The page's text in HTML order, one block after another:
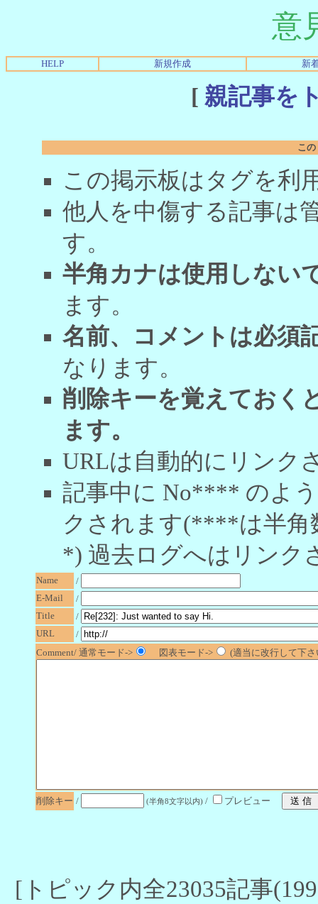
意
HELP 新規作成 新
[ 親記事を
こ
この掲示板はタグを利
他人を中傷する記事は
す。
半角カナは使用しない
ます。
名前、コメントは必須
なります。
削除キーを覚えておく
ます。
URLは自動的にリンク
記事中に No**** のよ
クされます(****は半角
*) 過去ログへはリンク
Name
/
E-Mail
/
Title
/
URL
/
Comment/ 通常モード->
図表モード-> (適当に改行して下
削除キー / (半角8文字以内) / プレビュー
[トピック内全23035記事